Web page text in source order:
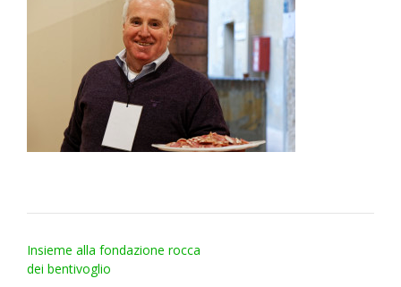
Post
navigation
Insieme alla fondazione rocca
dei bentivoglio